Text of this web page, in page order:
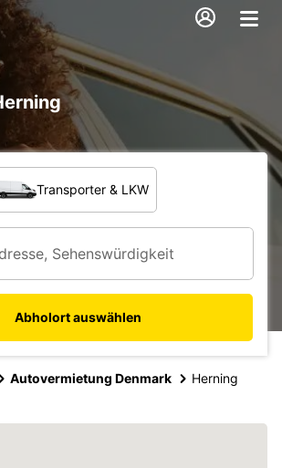
Fahrzeug?
Transporter & LKW
Abholort auswählen
Autovermietung Denmark Herning